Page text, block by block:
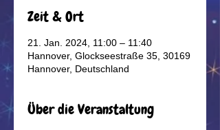
Zeit & Ort
21. Jan. 2024, 11:00 – 11:40
Hannover, Glockseestraße 35, 30169
Hannover, Deutschland
Über die Veranstaltung